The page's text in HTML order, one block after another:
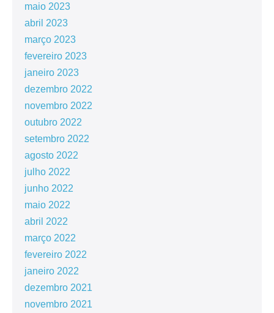
maio 2023
abril 2023
março 2023
fevereiro 2023
janeiro 2023
dezembro 2022
novembro 2022
outubro 2022
setembro 2022
agosto 2022
julho 2022
junho 2022
maio 2022
abril 2022
março 2022
fevereiro 2022
janeiro 2022
dezembro 2021
novembro 2021